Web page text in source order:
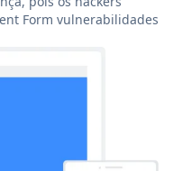
Form vulnerabilidades